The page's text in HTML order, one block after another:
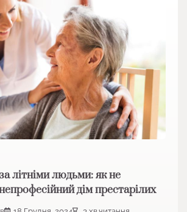
літніми людьми: як не
дім престарілих